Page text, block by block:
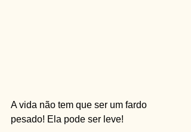
A vida não tem que ser um fardo
pesado! Ela pode ser leve!